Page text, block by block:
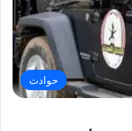
حوادث